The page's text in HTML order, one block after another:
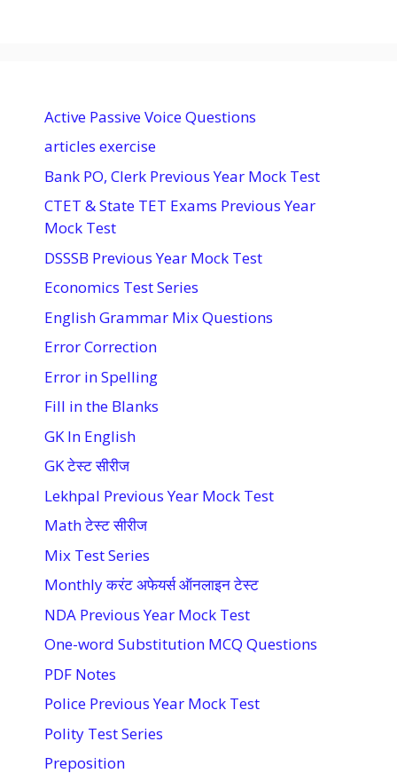
Active Passive Voice Questions
articles exercise
Bank PO, Clerk Previous Year Mock Test
CTET & State TET Exams Previous Year
Mock Test
DSSSB Previous Year Mock Test
Economics Test Series
English Grammar Mix Questions
Error Correction
Error in Spelling
Fill in the Blanks
GK In English
GK टेस्ट सीरीज
Lekhpal Previous Year Mock Test
Math टेस्ट सीरीज
Mix Test Series
Monthly करंट अफेयर्स ऑनलाइन टेस्ट
NDA Previous Year Mock Test
One-word Substitution MCQ Questions
PDF Notes
Police Previous Year Mock Test
Polity Test Series
Preposition